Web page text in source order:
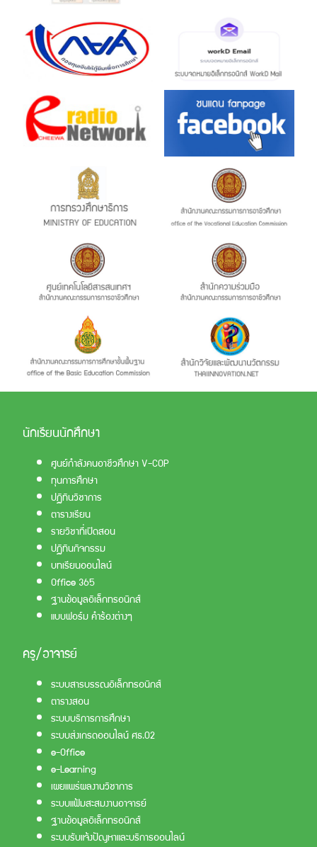
นักเรียนนักศึกษา
ศูนย์กำลังคนอาชีวศึกษา V-COP
ทุนการศึกษา
ปฏิทินวิชาการ
ตารางเรียน
รายวิชาที่เปิดสอน
ปฏิทินกิจกรรม
บทเรียนออนไลน์
Office 365
ฐานข้อมูลอิเล็กทรอนิกส์
แบบฟอร์ม คำร้องต่างๆ
ครู/อาจารย์
ระบบสารบรรณอิเล็กทรอนิกส์
ตารางสอน
ระบบบริการการศึกษา
ระบบส่งเกรดออนไลน์ ศธ.02
e-Office
e-Learning
เผยแพร่ผลงานวิชาการ
ระบบแฟ้มสะสมงานอาจารย์
ฐานข้อมูลอิเล็กทรอนิกส์
ระบบรับแจ้งปัญหาและบริการออนไลน์